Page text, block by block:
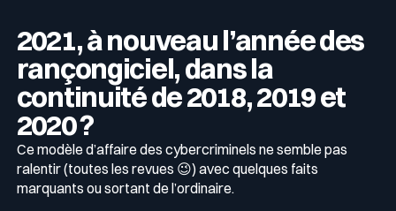
2021, à nouveau l’année des
rançongiciel, dans la
continuité de 2018, 2019 et
2020 ?
Ce modèle d’affaire des cybercriminels ne semble pas
ralentir (toutes les revues 😉) avec quelques faits
marquants ou sortant de l’ordinaire.